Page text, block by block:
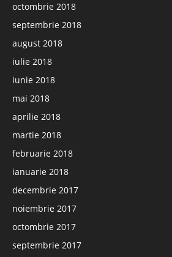
octombrie 2018
septembrie 2018
august 2018
iulie 2018
iunie 2018
mai 2018
aprilie 2018
martie 2018
februarie 2018
ianuarie 2018
decembrie 2017
noiembrie 2017
octombrie 2017
septembrie 2017